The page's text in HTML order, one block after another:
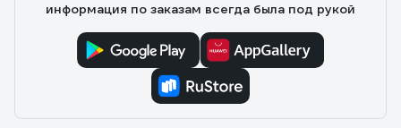
информация по заказам всегда была под рукой